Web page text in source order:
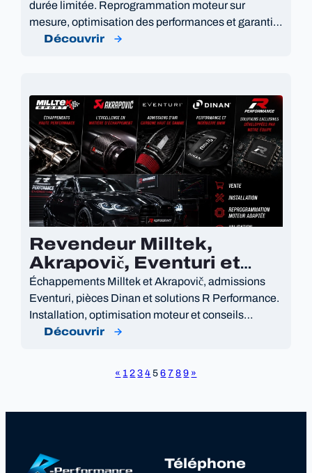
durée limitée. Reprogrammation moteur sur
mesure, optimisation des performances et garantie
10 ans.
Découvrir
Revendeur Milltek,
Akrapovič, Eventuri et
Dinan en Belgique
Échappements Milltek et Akrapovič, admissions
Eventuri, pièces Dinan et solutions R Performance.
Installation, optimisation moteur et conseils
personnalisés.
Découvrir
« 1 2 3 4 5 6 7 8 9 »
Téléphone